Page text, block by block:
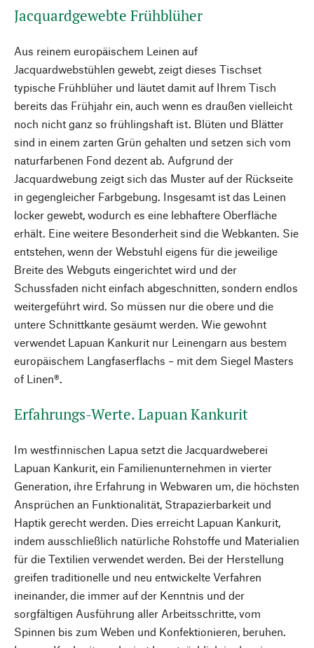
Jacquardgewebte Frühblüher
Aus reinem europäischem Leinen auf
Jacquardwebstühlen gewebt, zeigt dieses Tischset
typische Frühblüher und läutet damit auf Ihrem Tisch
bereits das Frühjahr ein, auch wenn es draußen vielleicht
noch nicht ganz so frühlingshaft ist. Blüten und Blätter
sind in einem zarten Grün gehalten und setzen sich vom
naturfarbenen Fond dezent ab. Aufgrund der
Jacquardwebung zeigt sich das Muster auf der Rückseite
in gegengleicher Farbgebung. Insgesamt ist das Leinen
locker gewebt, wodurch es eine lebhaftere Oberfläche
erhält. Eine weitere Besonderheit sind die Webkanten. Sie
entstehen, wenn der Webstuhl eigens für die jeweilige
Breite des Webguts eingerichtet wird und der
Schussfaden nicht einfach abgeschnitten, sondern endlos
weitergeführt wird. So müssen nur die obere und die
untere Schnittkante gesäumt werden. Wie gewohnt
verwendet Lapuan Kankurit nur Leinengarn aus bestem
europäischem Langfaserflachs – mit dem Siegel Masters
of Linen®.
Erfahrungs-Werte. Lapuan Kankurit
Im westfinnischen Lapua setzt die Jacquardweberei
Lapuan Kankurit, ein Familienunternehmen in vierter
Generation, ihre Erfahrung in Webwaren um, die höchsten
Ansprüchen an Funktionalität, Strapazierbarkeit und
Haptik gerecht werden. Dies erreicht Lapuan Kankurit,
indem ausschließlich natürliche Rohstoffe und Materialien
für die Textilien verwendet werden. Bei der Herstellung
greifen traditionelle und neu entwickelte Verfahren
ineinander, die immer auf der Kenntnis und der
sorgfältigen Ausführung aller Arbeitsschritte, vom
Spinnen bis zum Weben und Konfektionieren, beruhen.